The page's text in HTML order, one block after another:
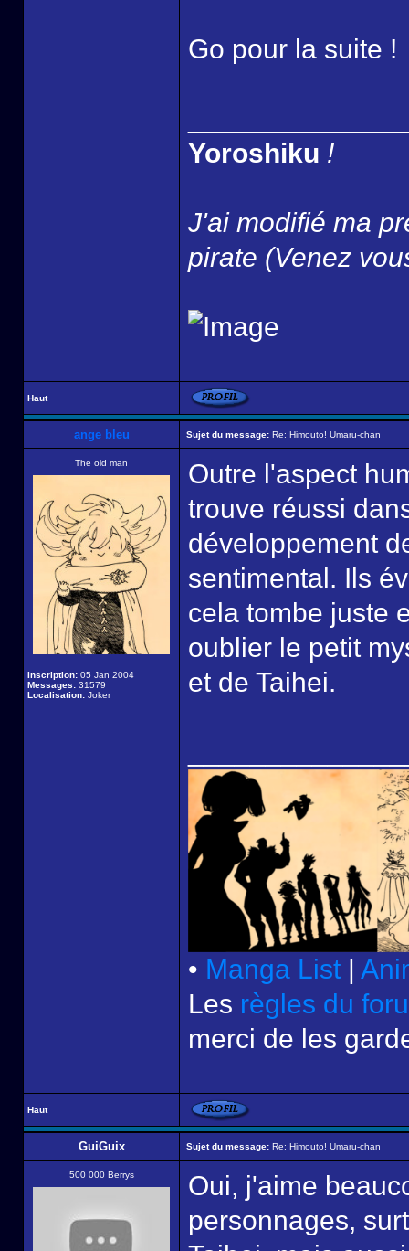
Go pour la suite !
Yoroshiku !
J'ai modifié ma
pirate (Venez
Haut
ange bleu Sujet du message: Re: Himouto! Umaru-chan
The old man
Inscription: 05 Jan 2004
Messages: 31579
Localisation: Joker
Outre l'aspect
trouve réussi
développement
sentimental. Ils
cela tombe juste
oublier le petit
et de Taihei.
• Manga List |
Les règles du
merci de les
Haut
GuiGuix Sujet du message: Re: Himouto! Umaru-chan
500 000 Berrys
Oui, j'aime
personnages,